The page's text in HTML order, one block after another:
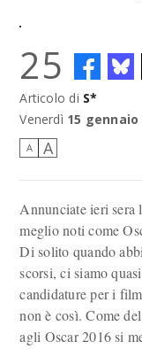
25
Articolo di S*
Venerdì 15 gennaio
A A
Annunciate ieri
meglio noti come
Di solito quando
scorsi, ci siamo
candidature per i
non è così. Come
agli Oscar 2016 si